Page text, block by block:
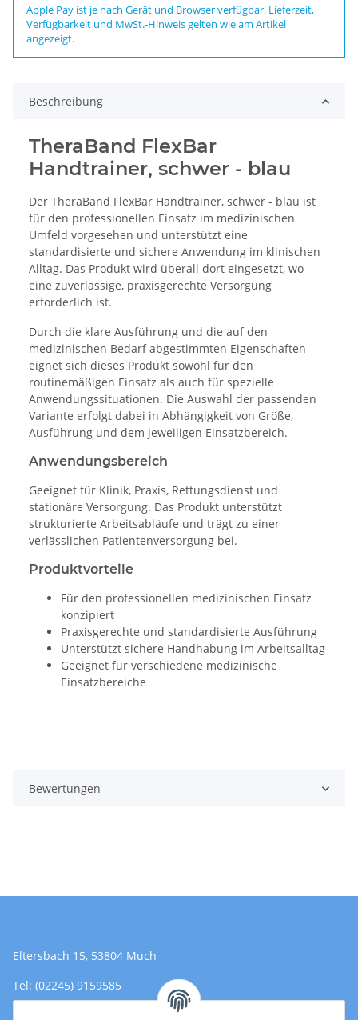
Apple Pay ist je nach Gerät und Browser verfügbar. Lieferzeit,
Verfügbarkeit und MwSt.-Hinweis gelten wie am Artikel
angezeigt.
Beschreibung
TheraBand FlexBar
Handtrainer, schwer - blau
Der TheraBand FlexBar Handtrainer, schwer - blau ist
für den professionellen Einsatz im medizinischen
Umfeld vorgesehen und unterstützt eine
standardisierte und sichere Anwendung im klinischen
Alltag. Das Produkt wird überall dort eingesetzt, wo
eine zuverlässige, praxisgerechte Versorgung
erforderlich ist.
Durch die klare Ausführung und die auf den
medizinischen Bedarf abgestimmten Eigenschaften
eignet sich dieses Produkt sowohl für den
routinemäßigen Einsatz als auch für spezielle
Anwendungssituationen. Die Auswahl der passenden
Variante erfolgt dabei in Abhängigkeit von Größe,
Ausführung und dem jeweiligen Einsatzbereich.
Anwendungsbereich
Geeignet für Klinik, Praxis, Rettungsdienst und
stationäre Versorgung. Das Produkt unterstützt
strukturierte Arbeitsabläufe und trägt zu einer
verlässlichen Patientenversorgung bei.
Produktvorteile
Für den professionellen medizinischen Einsatz
konzipiert
Praxisgerechte und standardisierte Ausführung
Unterstützt sichere Handhabung im Arbeitsalltag
Geeignet für verschiedene medizinische
Einsatzbereiche
Bewertungen
Eltersbach 15, 53804 Much
Tel: (02245) 9159585
Email: Kontakt@toromedical.de